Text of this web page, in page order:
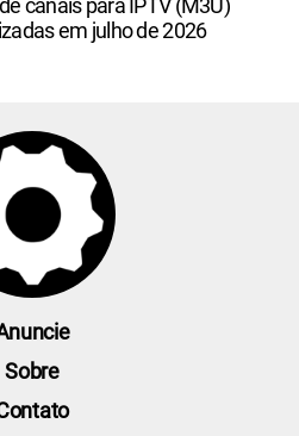
canais para IPTV (M3U)
em julho de 2026
Sobre